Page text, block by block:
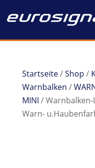
Startseite/Shop /
Warnbalken /
MINI / Warnbalken-
Warn-